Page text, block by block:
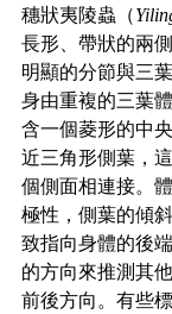
穗狀夷陵蟲（
長形、帶狀的兩
明顯的分節與三
身由重複的三葉
含一個菱形的中
近三角形側葉，
個側面相連接。
極性，側葉的傾
致指向身體的後
的方向來推測其
前後方向。有些